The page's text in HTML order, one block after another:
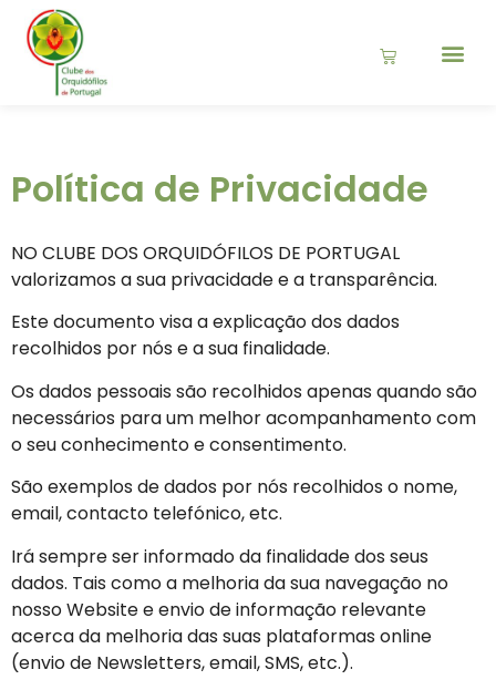
Política de Privacidade
NO CLUBE DOS ORQUIDÓFILOS DE PORTUGAL
valorizamos a sua privacidade e a transparência.
Este documento visa a explicação dos dados
recolhidos por nós e a sua finalidade.
Os dados pessoais são recolhidos apenas quando são
necessários para um melhor acompanhamento com
o seu conhecimento e consentimento.
São exemplos de dados por nós recolhidos o nome,
email, contacto telefónico, etc.
Irá sempre ser informado da finalidade dos seus
dados. Tais como a melhoria da sua navegação no
nosso Website e envio de informação relevante
acerca da melhoria das suas plataformas online
(envio de Newsletters, email, SMS, etc.).